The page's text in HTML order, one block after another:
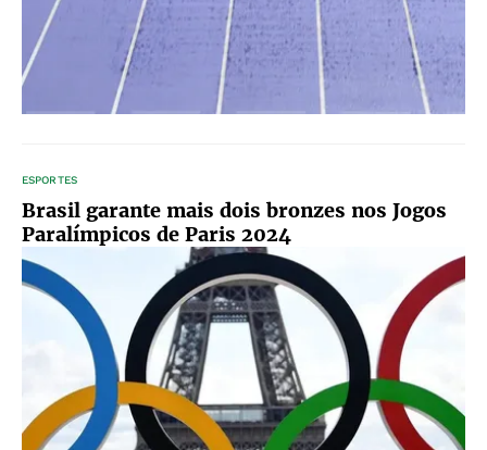
ESPORTES
Brasil garante mais dois bronzes nos Jogos
Paralímpicos de Paris 2024